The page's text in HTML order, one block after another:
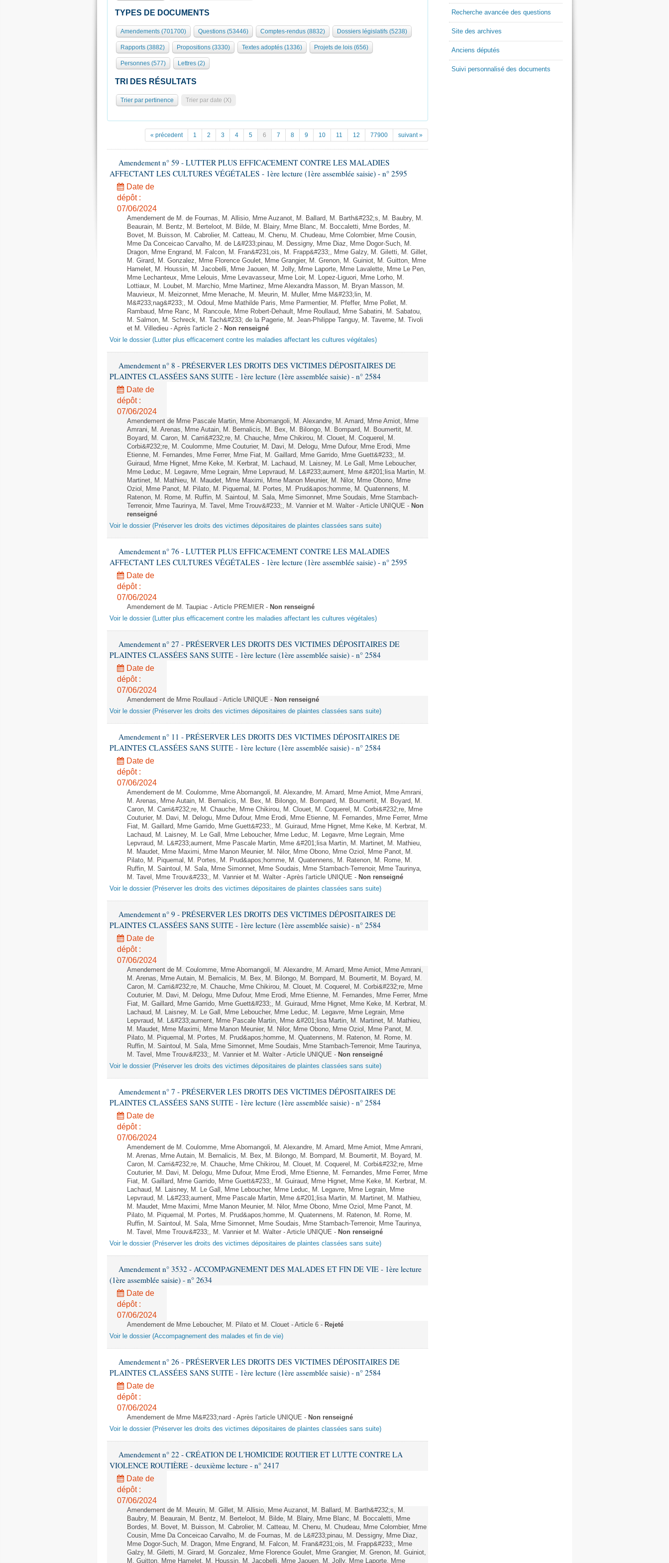
TYPES DE DOCUMENTS
Amendements (701700) Questions (53446) Comptes-rendus (8832) Dossiers législatifs (5238)
Rapports (3882) Propositions (3330) Textes adoptés (1336) Projets de lois (656)
Personnes (577) Lettres (2)
TRI DES RÉSULTATS
Trier par pertinence Trier par date (X)
« précedent 1 2 3 4 5 6 7 8 9 10 11 12 77900 suivant »
Amendement n° 59 - LUTTER PLUS EFFICACEMENT CONTRE LES MALADIES
AFFECTANT LES CULTURES VÉGÉTALES - 1ère lecture (1ère assemblée saisie) - n° 2595
Date de
dépôt :
07/06/2024
Amendement de M. de Fournas, M. Allisio, Mme Auzanot, M. Ballard, M. Barth&#232;s, M. Baubry, M.
Beaurain, M. Bentz, M. Berteloot, M. Bilde, M. Blairy, Mme Blanc, M. Boccaletti, Mme Bordes, M.
Bovet, M. Buisson, M. Cabrolier, M. Catteau, M. Chenu, M. Chudeau, Mme Colombier, Mme Cousin,
Mme Da Conceicao Carvalho, M. de L&#233;pinau, M. Dessigny, Mme Diaz, Mme Dogor-Such, M.
Dragon, Mme Engrand, M. Falcon, M. Fran&#231;ois, M. Frapp&#233;, Mme Galzy, M. Giletti, M. Gillet,
M. Girard, M. Gonzalez, Mme Florence Goulet, Mme Grangier, M. Grenon, M. Guiniot, M. Guitton, Mme
Hamelet, M. Houssin, M. Jacobelli, Mme Jaouen, M. Jolly, Mme Laporte, Mme Lavalette, Mme Le Pen,
Mme Lechanteux, Mme Lelouis, Mme Levavasseur, Mme Loir, M. Lopez-Liguori, Mme Lorho, M.
Lottiaux, M. Loubet, M. Marchio, Mme Martinez, Mme Alexandra Masson, M. Bryan Masson, M.
Mauvieux, M. Meizonnet, Mme Menache, M. Meurin, M. Muller, Mme M&#233;lin, M.
M&#233;nag&#233;, M. Odoul, Mme Mathilde Paris, Mme Parmentier, M. Pfeffer, Mme Pollet, M.
Rambaud, Mme Ranc, M. Rancoule, Mme Robert-Dehault, Mme Roullaud, Mme Sabatini, M. Sabatou,
M. Salmon, M. Schreck, M. Tach&#233; de la Pagerie, M. Jean-Philippe Tanguy, M. Taverne, M. Tivoli
et M. Villedieu - Après l'article 2 - Non renseigné
Voir le dossier (Lutter plus efficacement contre les maladies affectant les cultures végétales)
Amendement n° 8 - PRÉSERVER LES DROITS DES VICTIMES DÉPOSITAIRES DE
PLAINTES CLASSÉES SANS SUITE - 1ère lecture (1ère assemblée saisie) - n° 2584
Date de
dépôt :
07/06/2024
Amendement de Mme Pascale Martin, Mme Abomangoli, M. Alexandre, M. Amard, Mme Amiot, Mme
Amrani, M. Arenas, Mme Autain, M. Bernalicis, M. Bex, M. Bilongo, M. Bompard, M. Boumertit, M.
Boyard, M. Caron, M. Carri&#232;re, M. Chauche, Mme Chikirou, M. Clouet, M. Coquerel, M.
Corbi&#232;re, M. Coulomme, Mme Couturier, M. Davi, M. Delogu, Mme Dufour, Mme Erodi, Mme
Etienne, M. Fernandes, Mme Ferrer, Mme Fiat, M. Gaillard, Mme Garrido, Mme Guett&#233;, M.
Guiraud, Mme Hignet, Mme Keke, M. Kerbrat, M. Lachaud, M. Laisney, M. Le Gall, Mme Leboucher,
Mme Leduc, M. Legavre, Mme Legrain, Mme Lepvraud, M. L&#233;aument, Mme &#201;lisa Martin, M.
Martinet, M. Mathieu, M. Maudet, Mme Maximi, Mme Manon Meunier, M. Nilor, Mme Obono, Mme
Oziol, Mme Panot, M. Pilato, M. Piquemal, M. Portes, M. Prud&apos;homme, M. Quatennens, M.
Ratenon, M. Rome, M. Ruffin, M. Saintoul, M. Sala, Mme Simonnet, Mme Soudais, Mme Stambach-
Terrenoir, Mme Taurinya, M. Tavel, Mme Trouv&#233;, M. Vannier et M. Walter - Article UNIQUE - Non
renseigné
Voir le dossier (Préserver les droits des victimes dépositaires de plaintes classées sans suite)
Amendement n° 76 - LUTTER PLUS EFFICACEMENT CONTRE LES MALADIES
AFFECTANT LES CULTURES VÉGÉTALES - 1ère lecture (1ère assemblée saisie) - n° 2595
Date de
dépôt :
07/06/2024
Amendement de M. Taupiac - Article PREMIER - Non renseigné
Voir le dossier (Lutter plus efficacement contre les maladies affectant les cultures végétales)
Amendement n° 27 - PRÉSERVER LES DROITS DES VICTIMES DÉPOSITAIRES DE
PLAINTES CLASSÉES SANS SUITE - 1ère lecture (1ère assemblée saisie) - n° 2584
Date de
dépôt :
07/06/2024
Amendement de Mme Roullaud - Article UNIQUE - Non renseigné
Voir le dossier (Préserver les droits des victimes dépositaires de plaintes classées sans suite)
Amendement n° 11 - PRÉSERVER LES DROITS DES VICTIMES DÉPOSITAIRES DE
PLAINTES CLASSÉES SANS SUITE - 1ère lecture (1ère assemblée saisie) - n° 2584
Date de
dépôt :
07/06/2024
Amendement de M. Coulomme, Mme Abomangoli, M. Alexandre, M. Amard, Mme Amiot, Mme Amrani,
M. Arenas, Mme Autain, M. Bernalicis, M. Bex, M. Bilongo, M. Bompard, M. Boumertit, M. Boyard, M.
Caron, M. Carri&#232;re, M. Chauche, Mme Chikirou, M. Clouet, M. Coquerel, M. Corbi&#232;re, Mme
Couturier, M. Davi, M. Delogu, Mme Dufour, Mme Erodi, Mme Etienne, M. Fernandes, Mme Ferrer, Mme
Fiat, M. Gaillard, Mme Garrido, Mme Guett&#233;, M. Guiraud, Mme Hignet, Mme Keke, M. Kerbrat, M.
Lachaud, M. Laisney, M. Le Gall, Mme Leboucher, Mme Leduc, M. Legavre, Mme Legrain, Mme
Lepvraud, M. L&#233;aument, Mme Pascale Martin, Mme &#201;lisa Martin, M. Martinet, M. Mathieu,
M. Maudet, Mme Maximi, Mme Manon Meunier, M. Nilor, Mme Obono, Mme Oziol, Mme Panot, M.
Pilato, M. Piquemal, M. Portes, M. Prud&apos;homme, M. Quatennens, M. Ratenon, M. Rome, M.
Ruffin, M. Saintoul, M. Sala, Mme Simonnet, Mme Soudais, Mme Stambach-Terrenoir, Mme Taurinya,
M. Tavel, Mme Trouv&#233;, M. Vannier et M. Walter - Après l'article UNIQUE - Non renseigné
Voir le dossier (Préserver les droits des victimes dépositaires de plaintes classées sans suite)
Amendement n° 9 - PRÉSERVER LES DROITS DES VICTIMES DÉPOSITAIRES DE
PLAINTES CLASSÉES SANS SUITE - 1ère lecture (1ère assemblée saisie) - n° 2584
Date de
dépôt :
07/06/2024
Amendement de M. Coulomme, Mme Abomangoli, M. Alexandre, M. Amard, Mme Amiot, Mme Amrani,
M. Arenas, Mme Autain, M. Bernalicis, M. Bex, M. Bilongo, M. Bompard, M. Boumertit, M. Boyard, M.
Caron, M. Carri&#232;re, M. Chauche, Mme Chikirou, M. Clouet, M. Coquerel, M. Corbi&#232;re, Mme
Couturier, M. Davi, M. Delogu, Mme Dufour, Mme Erodi, Mme Etienne, M. Fernandes, Mme Ferrer, Mme
Fiat, M. Gaillard, Mme Garrido, Mme Guett&#233;, M. Guiraud, Mme Hignet, Mme Keke, M. Kerbrat, M.
Lachaud, M. Laisney, M. Le Gall, Mme Leboucher, Mme Leduc, M. Legavre, Mme Legrain, Mme
Lepvraud, M. L&#233;aument, Mme Pascale Martin, Mme &#201;lisa Martin, M. Martinet, M. Mathieu,
M. Maudet, Mme Maximi, Mme Manon Meunier, M. Nilor, Mme Obono, Mme Oziol, Mme Panot, M.
Pilato, M. Piquemal, M. Portes, M. Prud&apos;homme, M. Quatennens, M. Ratenon, M. Rome, M.
Ruffin, M. Saintoul, M. Sala, Mme Simonnet, Mme Soudais, Mme Stambach-Terrenoir, Mme Taurinya,
M. Tavel, Mme Trouv&#233;, M. Vannier et M. Walter - Article UNIQUE - Non renseigné
Voir le dossier (Préserver les droits des victimes dépositaires de plaintes classées sans suite)
Amendement n° 7 - PRÉSERVER LES DROITS DES VICTIMES DÉPOSITAIRES DE
PLAINTES CLASSÉES SANS SUITE - 1ère lecture (1ère assemblée saisie) - n° 2584
Date de
dépôt :
07/06/2024
Amendement de M. Coulomme, Mme Abomangoli, M. Alexandre, M. Amard, Mme Amiot, Mme Amrani,
M. Arenas, Mme Autain, M. Bernalicis, M. Bex, M. Bilongo, M. Bompard, M. Boumertit, M. Boyard, M.
Caron, M. Carri&#232;re, M. Chauche, Mme Chikirou, M. Clouet, M. Coquerel, M. Corbi&#232;re, Mme
Couturier, M. Davi, M. Delogu, Mme Dufour, Mme Erodi, Mme Etienne, M. Fernandes, Mme Ferrer, Mme
Fiat, M. Gaillard, Mme Garrido, Mme Guett&#233;, M. Guiraud, Mme Hignet, Mme Keke, M. Kerbrat, M.
Lachaud, M. Laisney, M. Le Gall, Mme Leboucher, Mme Leduc, M. Legavre, Mme Legrain, Mme
Lepvraud, M. L&#233;aument, Mme Pascale Martin, Mme &#201;lisa Martin, M. Martinet, M. Mathieu,
M. Maudet, Mme Maximi, Mme Manon Meunier, M. Nilor, Mme Obono, Mme Oziol, Mme Panot, M.
Pilato, M. Piquemal, M. Portes, M. Prud&apos;homme, M. Quatennens, M. Ratenon, M. Rome, M.
Ruffin, M. Saintoul, M. Sala, Mme Simonnet, Mme Soudais, Mme Stambach-Terrenoir, Mme Taurinya,
M. Tavel, Mme Trouv&#233;, M. Vannier et M. Walter - Article UNIQUE - Non renseigné
Voir le dossier (Préserver les droits des victimes dépositaires de plaintes classées sans suite)
Amendement n° 3532 - ACCOMPAGNEMENT DES MALADES ET FIN DE VIE - 1ère lecture
(1ère assemblée saisie) - n° 2634
Date de
dépôt :
07/06/2024
Amendement de Mme Leboucher, M. Pilato et M. Clouet - Article 6 - Rejeté
Voir le dossier (Accompagnement des malades et fin de vie)
Amendement n° 26 - PRÉSERVER LES DROITS DES VICTIMES DÉPOSITAIRES DE
PLAINTES CLASSÉES SANS SUITE - 1ère lecture (1ère assemblée saisie) - n° 2584
Date de
dépôt :
07/06/2024
Amendement de Mme M&#233;nard - Après l'article UNIQUE - Non renseigné
Voir le dossier (Préserver les droits des victimes dépositaires de plaintes classées sans suite)
Amendement n° 22 - CRÉATION DE L'HOMICIDE ROUTIER ET LUTTE CONTRE LA
VIOLENCE ROUTIÈRE - deuxième lecture - n° 2417
Date de
dépôt :
07/06/2024
Amendement de M. Meurin, M. Gillet, M. Allisio, Mme Auzanot, M. Ballard, M. Barth&#232;s, M.
Baubry, M. Beaurain, M. Bentz, M. Berteloot, M. Bilde, M. Blairy, Mme Blanc, M. Boccaletti, Mme
Bordes, M. Bovet, M. Buisson, M. Cabrolier, M. Catteau, M. Chenu, M. Chudeau, Mme Colombier, Mme
Cousin, Mme Da Conceicao Carvalho, M. de Fournas, M. de L&#233;pinau, M. Dessigny, Mme Diaz,
Mme Dogor-Such, M. Dragon, Mme Engrand, M. Falcon, M. Fran&#231;ois, M. Frapp&#233;, Mme
Galzy, M. Giletti, M. Girard, M. Gonzalez, Mme Florence Goulet, Mme Grangier, M. Grenon, M. Guiniot,
M. Guitton, Mme Hamelet, M. Houssin, M. Jacobelli, Mme Jaouen, M. Jolly, Mme Laporte, Mme
Recherche avancée des questions
Site des archives
Anciens députés
Suivi personnalisé des documents